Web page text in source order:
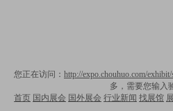
您正在访问： http://expo.chouhuo.com/
多，需要您输入
首页 国内展会 国外展会 行业新闻 找展馆